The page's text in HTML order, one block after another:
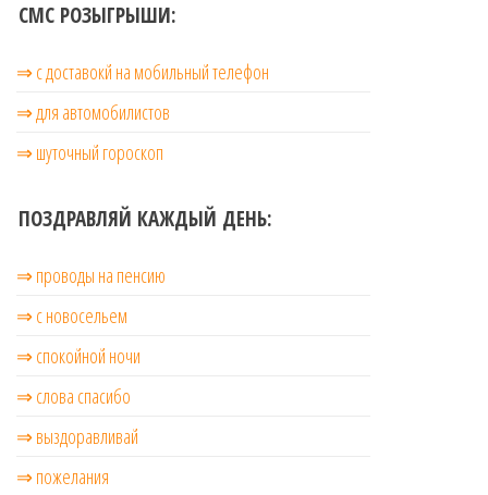
СМС РОЗЫГРЫШИ:
⇒ с доставокй на мобильный телефон
⇒ для автомобилистов
⇒ шуточный гороскоп
ПОЗДРАВЛЯЙ КАЖДЫЙ ДЕНЬ:
⇒ проводы на пенсию
⇒ с новосельем
⇒ cпокойной ночи
⇒ слова спасибо
⇒ выздоравливай
⇒ пожелания